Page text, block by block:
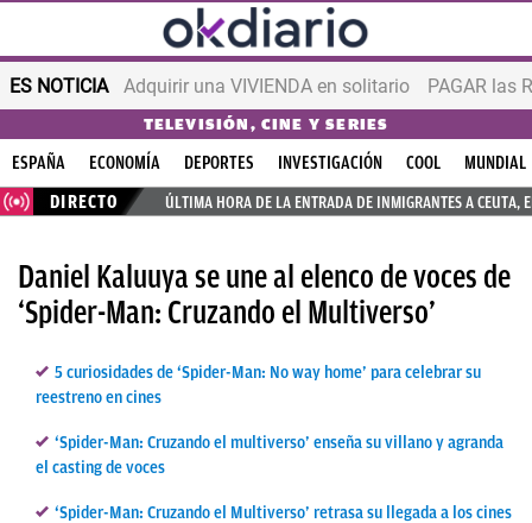
ES NOTICIA Adquirir una VIVIENDA en solitario PAGAR las
TELEVISIÓN, CINE Y SERIES
ESPAÑA ECONOMÍA DEPORTES INVESTIGACIÓN COOL
MUNDIAL
DIRECTO
ÚLTIMA HORA DE LA ENTRADA DE INMIGRANTES A CEUTA,
Daniel Kaluuya se une al elenco de voces de
‘Spider-Man: Cruzando el Multiverso’
5 curiosidades de ‘Spider-Man: No way home’ para celebrar su
reestreno en cines
‘Spider-Man: Cruzando el multiverso’ enseña su villano y agranda
el casting de voces
‘Spider-Man: Cruzando el Multiverso’ retrasa su llegada a los cines